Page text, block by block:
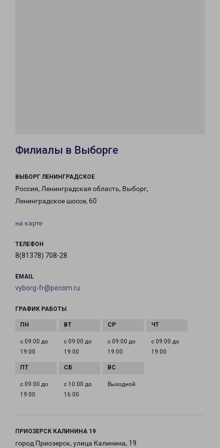
Филиалы в Выборге
ВЫБОРГ ЛЕНИНГРАДСКОЕ
Россия, Ленинградская область, Выборг,
Ленинградское шоссе, 60
на карте
ТЕЛЕФОН
8(81378) 708-28
EMAIL
vyborg-fr@pecom.ru
ГРАФИК РАБОТЫ
с 09:00 до
19:00
с 09:00 до
19:00
с 09:00 до
19:00
с 09:00 до
19:00
с 09:00 до
19:00
с 10:00 до
16:00
Выходной
ПРИОЗЕРСК КАЛИНИНА 19
город Приозерск, улица Калинина, 19